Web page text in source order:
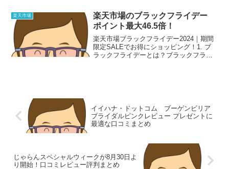
楽天市場
楽天市場のブラックフライデー
ポイント最大46.5倍！
楽天市場ブラックフライデー2024｜期間
限定SALEでお得にショッピング！1. ブ
ラックフライデーとは？ブラックフライ
イイハナ・ドットコム ブーゲンビリア
ブライダルピンクレビュー プレゼントに
最適な口コミまとめ
じゃらんスペシャルウィークが8月30日よ
り開始！口コミレビュー評判まとめ